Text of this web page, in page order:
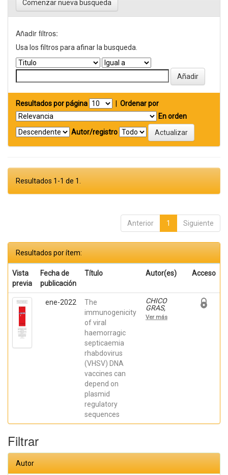
Comenzar nueva busqueda
Añadir filtros:
Usa los filtros para afinar la busqueda.
Resultados por página
Ordenar por
En orden
Autor/registro
Resultados 1-1 de 1.
Anterior 1 Siguiente
Resultados por ítem:
Vista
previa
Fecha de
publicación
Título Autor(es) Acceso
ene-2022
The
immunogenicity
of viral
haemorragic
septicaemia
rhabdovirus
(VHSV) DNA
vaccines can
depend on
plasmid
regulatory
sequences
CHICO
GRAS,
VERONICA;
Ortega-
Ver más
Filtrar
Autor